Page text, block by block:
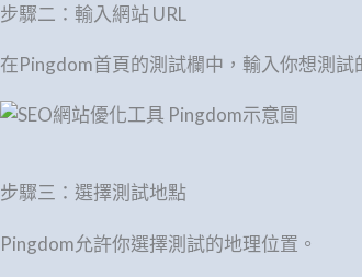
步驟二：輸入網站 URL
在Pingdom首頁的測試欄中，輸入你想測
步驟三：選擇測試地點
Pingdom允許你選擇測試的地理位置。